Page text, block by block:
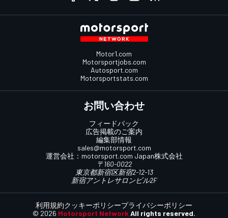
Motor1.com
Motorsportjobs.com
Autosport.com
Motorsportstats.com
お問い合わせ
フィードバック
広告掲載のご案内
編集部情報
sales@motorsport.com
運営会社： motorsport.com Japan株式会社
〒160-0022
東京都新宿区新宿2-12-13
新宿アントレサロンビル2F
© 2026 Motorsport Network All rights reserved.
利用規約クッキーポリシープライバシーポリシー